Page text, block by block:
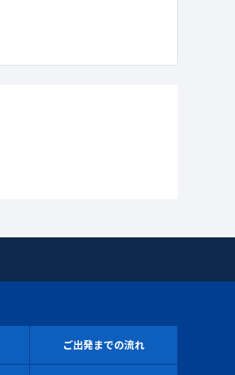
ご出発までの流れ